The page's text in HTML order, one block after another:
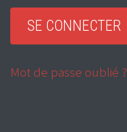
Mot de passe oublié ?